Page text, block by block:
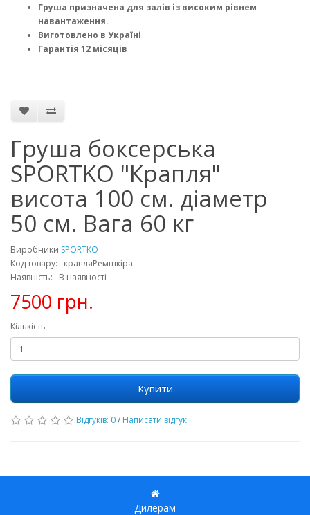
Груша призначена для залів із високим рівнем
навантаження.
Виготовлено в Україні
Гарантія 12 місяців
Груша боксерська
SPORTKO "Крапля"
висота 100 см. діаметр
50 см. Вага 60 кг
Виробники SPORTKO
Код товару: крапляРемшкіра
Наявність: В наявності
7500 грн.
Кількість
Купити
Відгуків: 0/ Написати відгук
Дилерам